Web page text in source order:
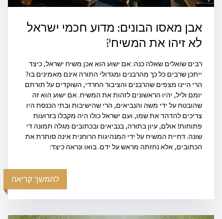
אבן מאסו הבונים: מדוע חכמי ישראל
לא זיהו את המשיח?
רבים שואלים שאלה כנה: אם ישוע הוא אכן משיח ישראל, כיצד
ייתכן שרבים כל כך מהרבנים ומגדולי התורה אינם מאמינים בו?
הרי היינו מצפים שהרבנים והציבור החרדי, השוקדים על תורתם
יומם וליל, יהיו הראשונים לזהות את המשיח. אם ישוע הוא זה
שהובטח על ידי משה והנביאים, הרי שהישיבות ובתי הכנסת היו
צריכים להדהד את שמו, ועם ישראל כולו היה מקבלו בזרועות
פתוחות! אולם, עיון בתורה, בנביאים ובכתובים מגלה תמונה די
שונה. דחיית המשיח על ידי המנהיגות הרוחנית אינה סותרת את
הכתובים, אלא נחזתה מראש על ידם. בואו ונראה כיצד:
להמשך קריאה